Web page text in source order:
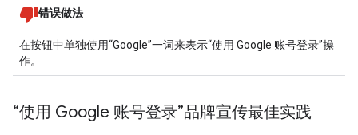
错误做法
在按钮中单独使用“Google”一词来表示“使用 Google 账号登录”操
作。
“使用 Google 账号登录”品牌宣传最佳实践